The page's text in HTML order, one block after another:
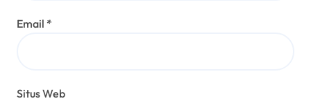
Email *
Situs Web